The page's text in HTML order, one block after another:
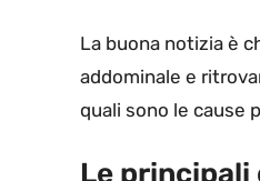
La buona notizia è
addominale e
quali sono le cause
Le principali